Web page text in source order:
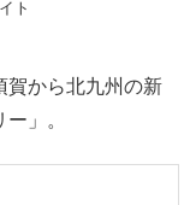
ト
賀から北九州の新
」。